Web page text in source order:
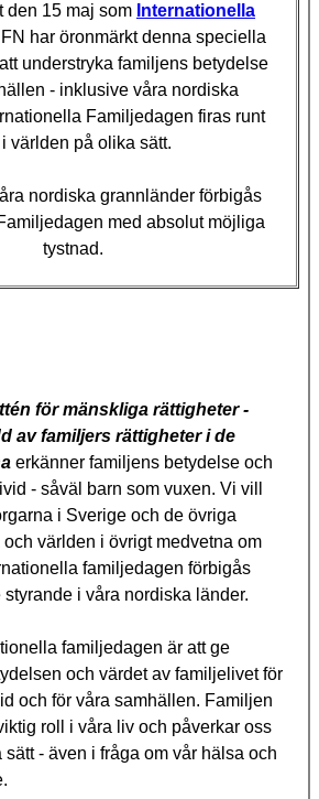
den 15 maj som Internationella
FN har öronmärkt denna speciella
understryka familjens betydelse
- inklusive våra nordiska
Familjedagen firas runt
världen på olika sätt.
nordiska grannländer förbigås
med absolut möjliga
tystnad.
för mänskliga rättigheter -
av familjers rättigheter i de
erkänner familjens betydelse och
- såväl barn som vuxen. Vi vill
i Sverige och de övriga
världen i övrigt medvetna om
familjedagen förbigås
styrande i våra nordiska länder.
familjedagen är att ge
och värdet av familjelivet för
och för våra samhällen. Familjen
roll i våra liv och påverkar oss
- även i fråga om vår hälsa och